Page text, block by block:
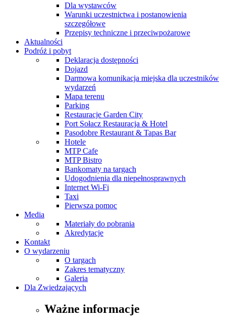
Dla wystawców
Warunki uczestnictwa i postanowienia
szczegółowe
Przepisy techniczne i przeciwpożarowe
Aktualności
Podróż i pobyt
Deklaracja dostępności
Dojazd
Darmowa komunikacja miejska dla uczestników
wydarzeń
Mapa terenu
Parking
Restauracje Garden City
Port Sołacz Restauracja & Hotel
Pasodobre Restaurant & Tapas Bar
Hotele
MTP Cafe
MTP Bistro
Bankomaty na targach
Udogodnienia dla niepełnosprawnych
Internet Wi-Fi
Taxi
Pierwsza pomoc
Media
Materiały do pobrania
Akredytacje
Kontakt
O wydarzeniu
O targach
Zakres tematyczny
Galeria
Dla Zwiedzających
Ważne informacje